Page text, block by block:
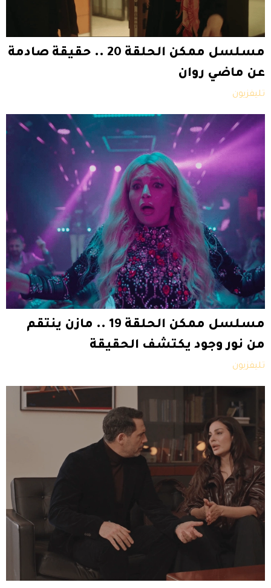
مسلسل ممكن الحلقة 20 .. حقيقة صادمة
عن ماضي روان
تليفزيون
مسلسل ممكن الحلقة 19 .. مازن ينتقم
من نور وجود يكتشف الحقيقة
تليفزيون